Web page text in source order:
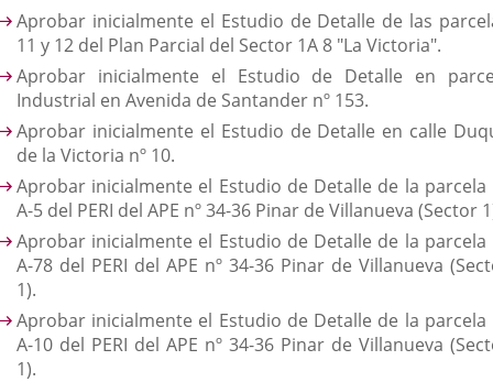
Aprobar inicialmente el Estudio de Detalle de las
11 y 12 del Plan Parcial del Sector 1A 8 "La Victoria".
Aprobar inicialmente el Estudio de Detalle en
Industrial en Avenida de Santander nº 153.
Aprobar inicialmente el Estudio de Detalle en calle
de la Victoria nº 10.
Aprobar inicialmente el Estudio de Detalle de la parcela
A-5 del PERI del APE nº 34-36 Pinar de Villanueva (Sector
Aprobar inicialmente el Estudio de Detalle de la parcela
A-78 del PERI del APE nº 34-36 Pinar de Villanueva
1).
Aprobar inicialmente el Estudio de Detalle de la parcela
A-10 del PERI del APE nº 34-36 Pinar de Villanueva
1).